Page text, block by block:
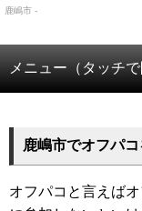
鹿嶋市 -
メニュー（タッチで
鹿嶋市でオフパコ
オフパコと言えば